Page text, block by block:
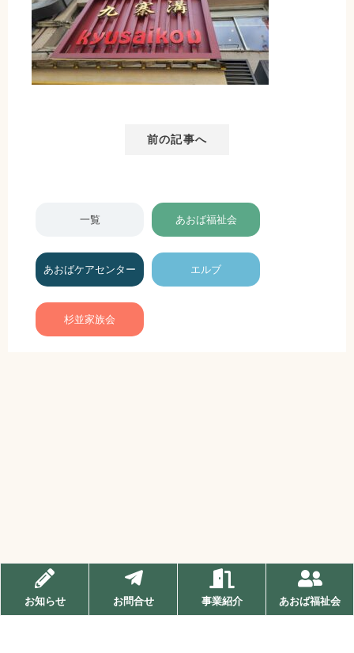
前の記事へ
一覧 あおば福祉会
あおばケアセンター エルブ
杉並家族会
お知らせ お問合せ 事業紹介 あおば福祉会